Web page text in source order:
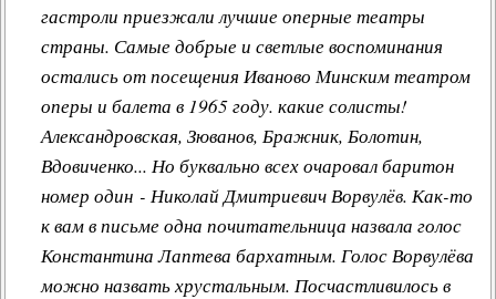
гастроли приезжали лучшие оперные театры
страны. Самые добрые и светлые воспоминания
остались от посещения Иваново Минским театром
оперы и балета в 1965 году. какие солисты!
Александровская, Зюванов, Бражник, Болотин,
Вдовиченко... Но буквально всех очаровал баритон
номер один - Николай Дмитриевич Ворвулёв. Как-то
к вам в письме одна почитательница назвала голос
Константина Лаптева бархатным. Голос Ворвулёва
можно назвать хрустальным. Посчастливилось в